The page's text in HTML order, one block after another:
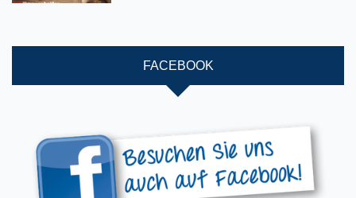
FACEBOOK